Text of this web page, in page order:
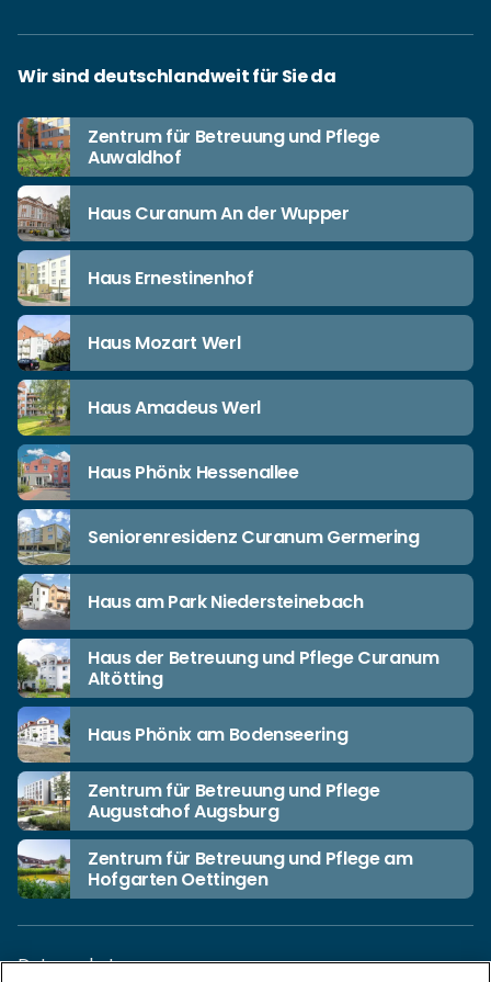
Wir sind deutschlandweit für Sie da
Zentrum für Betreuung und Pflege
Auwaldhof
Haus Curanum An der Wupper
Haus Ernestinenhof
Haus Mozart Werl
Haus Amadeus Werl
Haus Phönix Hessenallee
Seniorenresidenz Curanum Germering
Haus am Park Niedersteinebach
Haus der Betreuung und Pflege Curanum
Altötting
Haus Phönix am Bodenseering
Zentrum für Betreuung und Pflege
Augustahof Augsburg
Zentrum für Betreuung und Pflege am
Hofgarten Oettingen
Datenschutz